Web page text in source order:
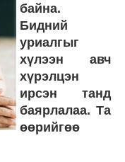
байна.
Бидний
уриалгыг
хүлээн авч
хүрэлцэн
ирсэн танд
баярлалаа. Та
өөрийгөө